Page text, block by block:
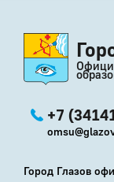
+7
Город Глазов